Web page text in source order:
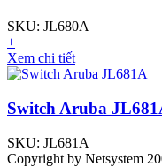
SKU: JL680A
+
Xem chi tiết
Switch Aruba
SKU: JL681A
Copyright by Netsystem